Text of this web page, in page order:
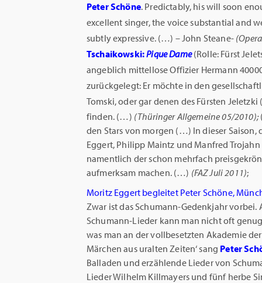
Peter Schöne. Predictably, his will soon
excellent singer, the voice substantial and
subtly expressive. (…) – John Steane-
Tschaikowski:Pique Dame(Rolle: Fürst
angeblich mittellose Offizier Hermann
zurückgelegt: Er möchte in den
Tomski, oder gar denen des Fürsten
finden. (…) (Thüringer Allgemeine 05/2010);
den Stars von morgen (…) In dieser Saison,
Eggert, Philipp Maintz und Manfred
namentlich der schon mehrfach
aufmerksam machen. (…) (FAZ Juli 2011);
Moritz Eggert begleitet Peter Schöne,
Zwar ist das Schumann-Gedenkjahr vorbei.
Schumann-Lieder kann man nicht oft
was man an der vollbesetzten Akademie
Märchen aus uralten Zeiten‘ sang Peter
Balladen und erzählende Lieder von
Lieder Wilhelm Killmayers und fünf herbe